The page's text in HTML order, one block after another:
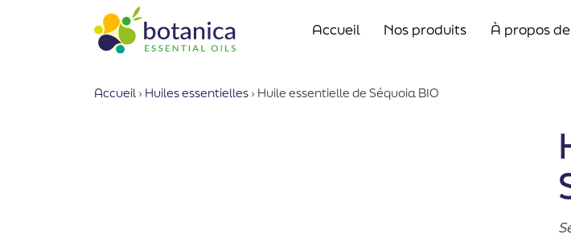
Accueil Nos produits À propos
Accueil › Huiles essentielles › Huile essentielle de Séquoia BIO